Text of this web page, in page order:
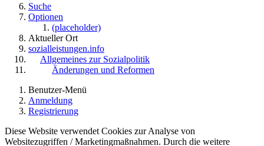
Suche
Optionen
(placeholder)
Aktueller Ort
sozialleistungen.info
Allgemeines zur Sozialpolitik
Änderungen und Reformen
Benutzer-Menü
Anmeldung
Registrierung
Diese Website verwendet Cookies zur Analyse von
Websitezugriffen / Marketingmaßnahmen. Durch die weitere